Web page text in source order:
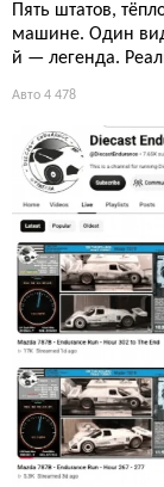
Пять штатов,
машине. Один
й — легенда.
Авто 4 478